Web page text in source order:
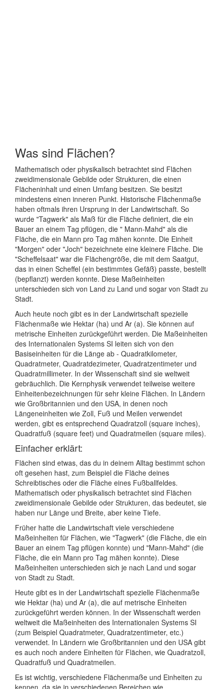
Was sind Flächen?
Mathematisch oder physikalisch betrachtet sind Flächen
zweidimensionale Gebilde oder Strukturen, die einen
Flächeninhalt und einen Umfang besitzen. Sie besitzt
mindestens einen inneren Punkt. Historische Flächenmaße
haben oftmals ihren Ursprung in der Landwirtschaft. So
wurde "Tagwerk" als Maß für die Fläche definiert, die ein
Bauer an einem Tag pflügen, die " Mann-Mahd" als die
Fläche, die ein Mann pro Tag mähen konnte. Die Einheit
"Morgen" oder "Joch" bezeichnete eine kleinere Fläche. Die
"Scheffelsaat" war die Flächengröße, die mit dem Saatgut,
das in einen Scheffel (ein bestimmtes Gefäß) passte, bestellt
(bepflanzt) werden konnte. Diese Maßeinheiten
unterschieden sich von Land zu Land und sogar von Stadt zu
Stadt.
Auch heute noch gibt es in der Landwirtschaft spezielle
Flächenmaße wie Hektar (ha) und Ar (a). Sie können auf
metrische Einheiten zurückgeführt werden. Die Maßeinheiten
des Internationalen Systems SI leiten sich von den
Basiseinheiten für die Länge ab - Quadratkilometer,
Quadratmeter, Quadratdezimeter, Quadratzentimeter und
Quadratmillimeter. In der Wissenschaft sind sie weltweit
gebräuchlich. Die Kernphysik verwendet teilweise weitere
Einheitenbezeichnungen für sehr kleine Flächen. In Ländern
wie Großbritannien und den USA, in denen noch
Längeneinheiten wie Zoll, Fuß und Meilen verwendet
werden, gibt es entsprechend Quadratzoll (square inches),
Quadratfuß (square feet) und Quadratmeilen (square miles).
Einfacher erklärt:
Flächen sind etwas, das du in deinem Alltag bestimmt schon
oft gesehen hast, zum Beispiel die Fläche deines
Schreibtisches oder die Fläche eines Fußballfeldes.
Mathematisch oder physikalisch betrachtet sind Flächen
zweidimensionale Gebilde oder Strukturen, das bedeutet, sie
haben nur Länge und Breite, aber keine Tiefe.
Früher hatte die Landwirtschaft viele verschiedene
Maßeinheiten für Flächen, wie "Tagwerk" (die Fläche, die ein
Bauer an einem Tag pflügen konnte) und "Mann-Mahd" (die
Fläche, die ein Mann pro Tag mähen konnte). Diese
Maßeinheiten unterschieden sich je nach Land und sogar
von Stadt zu Stadt.
Heute gibt es in der Landwirtschaft spezielle Flächenmaße
wie Hektar (ha) und Ar (a), die auf metrische Einheiten
zurückgeführt werden können. In der Wissenschaft werden
weltweit die Maßeinheiten des Internationalen Systems SI
(zum Beispiel Quadratmeter, Quadratzentimeter, etc.)
verwendet. In Ländern wie Großbritannien und den USA gibt
es auch noch andere Einheiten für Flächen, wie Quadratzoll,
Quadratfuß und Quadratmeilen.
Es ist wichtig, verschiedene Flächenmaße und Einheiten zu
kennen, da sie in verschiedenen Bereichen wie